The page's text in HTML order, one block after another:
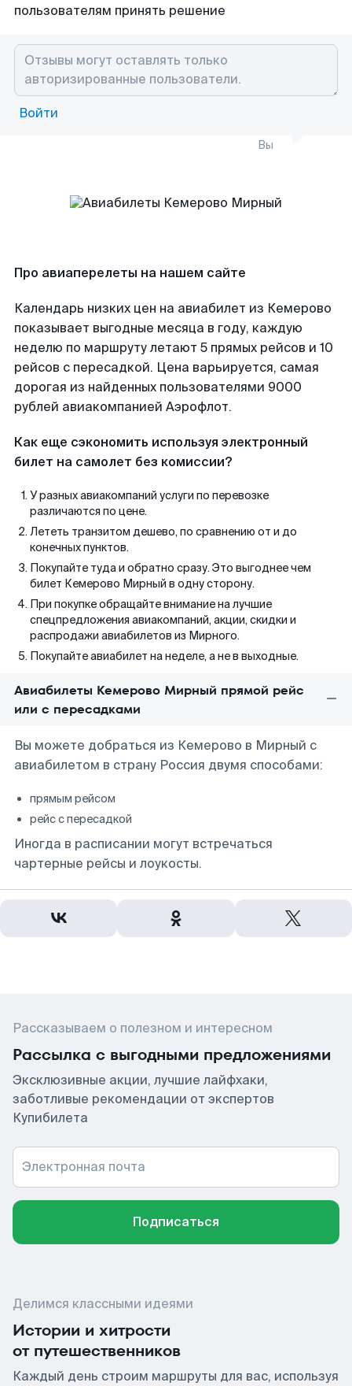
пользователям принять решение
Войти
Вы
Про авиаперелеты на нашем сайте
Календарь низких цен на авиабилет из Кемерово
показывает выгодные месяца в году, каждую
неделю по маршруту летают 5 прямых рейсов и 10
рейсов с пересадкой. Цена варьируется, самая
дорогая из найденных пользователями 9000
рублей авиакомпанией Аэрофлот.
Как еще сэкономить используя электронный
билет на самолет без комиссии?
У разных авиакомпаний услуги по перевозке
различаются по цене.
Лететь транзитом дешево, по сравнению от и до
конечных пунктов.
Покупайте туда и обратно сразу. Это выгоднее чем
билет Кемерово Мирный в одну сторону.
При покупке обращайте внимание на лучшие
спецпредложения авиакомпаний, акции, скидки и
распродажи авиабилетов из Мирного.
Покупайте авиабилет на неделе, а не в выходные.
Авиабилеты Кемерово Мирный прямой рейс
или с пересадками
Вы можете добраться из Кемерово в Мирный с
авиабилетом в страну Россия двумя способами:
прямым рейсом
рейс с пересадкой
Иногда в расписании могут встречаться
чартерные рейсы и лоукосты.
Рассказываем о полезном и интересном
Рассылка с выгодными предложениями
Эксклюзивные акции, лучшие лайфхаки,
заботливые рекомендации от экспертов
Купибилета
Электронная почта
Подписаться
Делимся классными идеями
Истории и хитрости
от путешественников
Каждый день строим маршруты для вас, используя